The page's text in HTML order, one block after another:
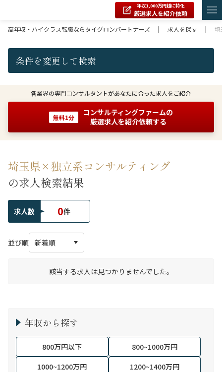
年収1,000万円超に特化
厳選求人を紹介依頼
高年収・ハイクラス転職ならタイグロンパートナーズ
| 求人を探す | 埼
条件を変更して検索
各業界の専門コンサルタントがあなたに合った求人をご紹介
無料1分
コンサルティングファームの
厳選求人を紹介依頼する
埼玉県×独立系コンサルティング
の求人検索結果
求人数 0件
並び順
該当する求人は見つかりませんでした。
年収から探す
800万円以下
800~1000万円
1000~1200万円
1200~1400万円